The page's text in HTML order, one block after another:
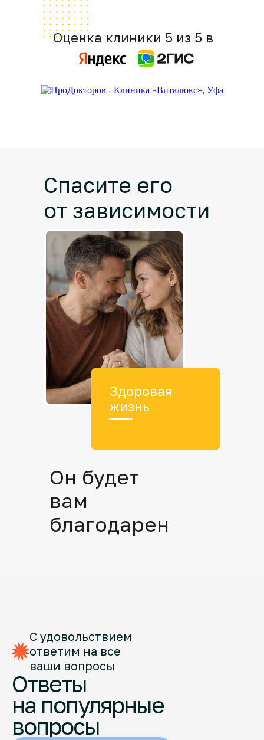
Оценка клиники 5 из 5 в
Спасите его
от зависимости
Он будет
вам
благодарен
Здоровая
жизнь
С удовольствием
ответим на все
ваши вопросы
Ответы
на популярные
вопросы